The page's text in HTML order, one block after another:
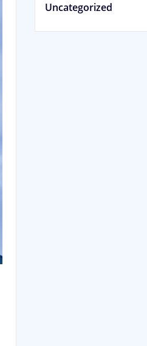
Uncategorized